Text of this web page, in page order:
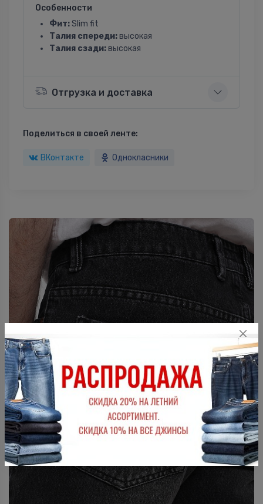
Особенности
Фит:Slim fit
Талия спереди: высокая
Талия сзади: высокая
Отгрузка и доставка
Поделиться в своей ленте:
ВКонтакте Однокласники